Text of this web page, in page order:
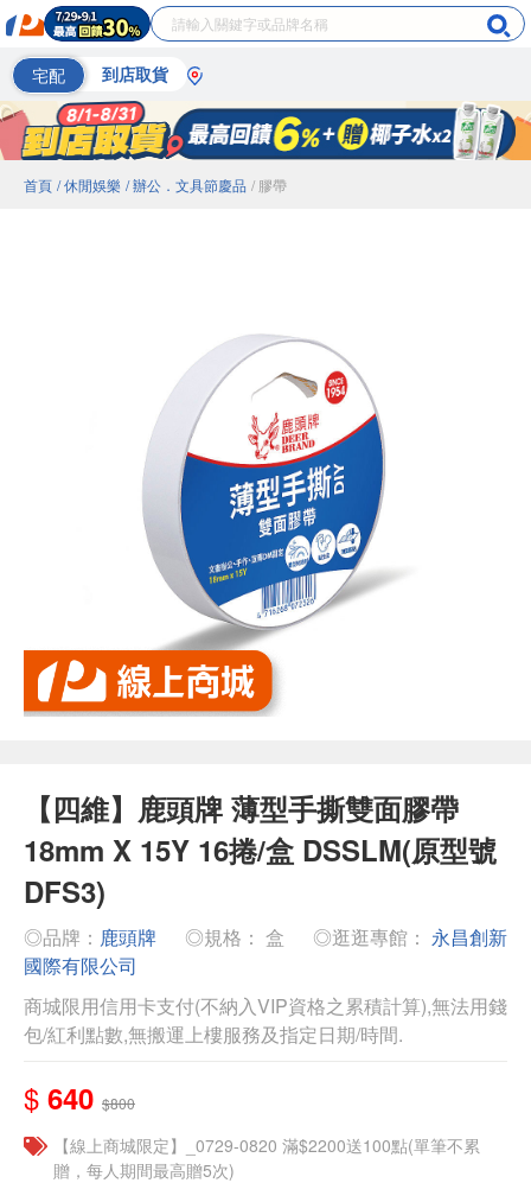
宅配 到店取貨
首頁 / 休閒娛樂 / 辦公．文具節慶品 / 膠帶
【四維】鹿頭牌 薄型手撕雙面膠帶
18mm X 15Y 16捲/盒 DSSLM(原型號
DFS3)
◎品牌： 鹿頭牌 ◎規格： 盒 ◎逛逛專館： 永昌創新
國際有限公司
商城限用信用卡支付(不納入VIP資格之累積計算),無法用錢
包/紅利點數,無搬運上樓服務及指定日期/時間.
$ 640 $800
【線上商城限定】_0729-0820 滿$2200送100點(單筆不累
贈，每人期間最高贈5次)